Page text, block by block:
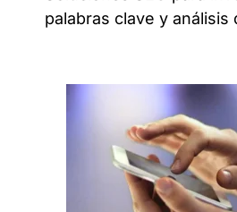
palabras clave y análisis